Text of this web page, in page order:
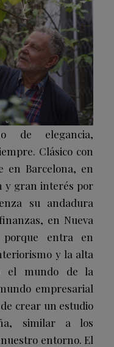
de elegancia,
Clásico con
en Barcelona, en
y gran interés por
su andadura
en Nueva
entra en
y la alta
el mundo de la
empresarial
crear un estudio
similar a los
entorno. El